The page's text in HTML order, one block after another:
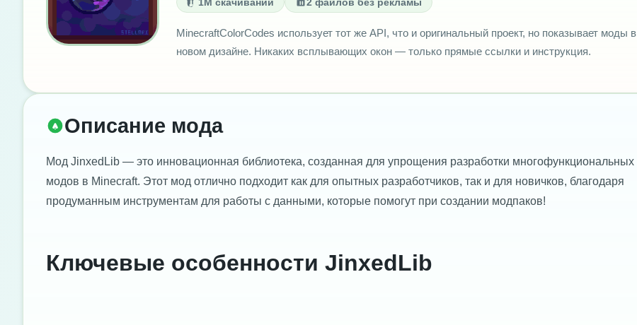
1M скачиваний 2 файлов без рекламы
MinecraftColorCodes использует тот же API, что и оригинальный проект, но показывает моды в
новом дизайне. Никаких всплывающих окон — только прямые ссылки и инструкция.
Описание мода
Мод JinxedLib — это инновационная библиотека, созданная для упрощения разработки многофункциональных
модов в Minecraft. Этот мод отлично подходит как для опытных разработчиков, так и для новичков, благодаря
продуманным инструментам для работы с данными, которые помогут при создании модпаков!
Ключевые особенности JinxedLib